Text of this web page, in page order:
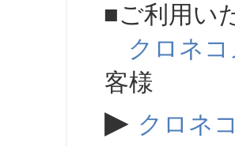
■ご利用い
クロネ
客様
▶ クロネ